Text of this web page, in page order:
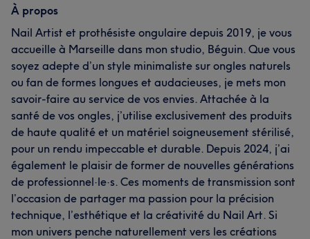
À propos
Nail Artist et prothésiste ongulaire depuis 2019, je vous
accueille à Marseille dans mon studio, Béguin. Que vous
soyez adepte d’un style minimaliste sur ongles naturels
ou fan de formes longues et audacieuses, je mets mon
savoir-faire au service de vos envies. Attachée à la
santé de vos ongles, j’utilise exclusivement des produits
de haute qualité et un matériel soigneusement stérilisé,
pour un rendu impeccable et durable. Depuis 2024, j’ai
également le plaisir de former de nouvelles générations
de professionnel·le·s. Ces moments de transmission sont
l’occasion de partager ma passion pour la précision
technique, l’esthétique et la créativité du Nail Art. Si
mon univers penche naturellement vers les créations